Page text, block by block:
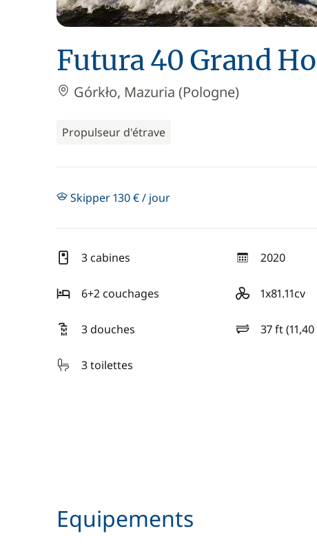
Futura 40 Grand
Górkło, Mazuria (Pologne)
Propulseur d'étrave
Skipper 130 € / jour
3 cabines 2020
année
6+2 couchages
1x81.11cv
motorisation
3 douches
37 ft
longueur
3 toilettes
Equipements